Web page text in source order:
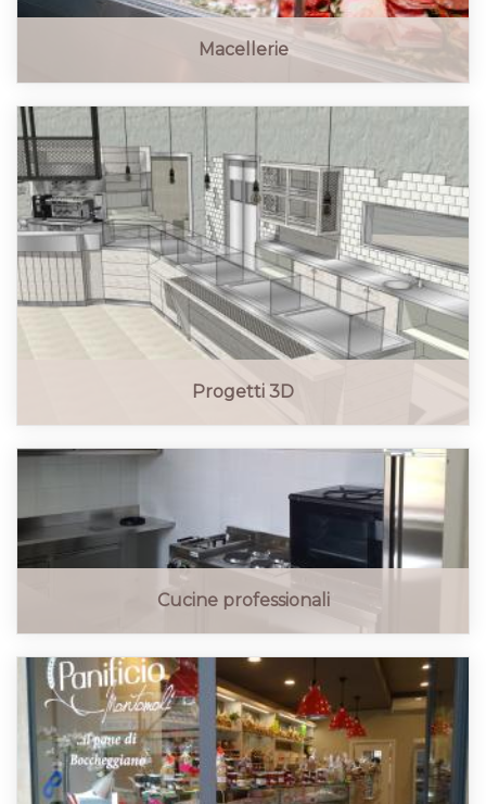
Macellerie
Progetti 3D
Cucine professionali